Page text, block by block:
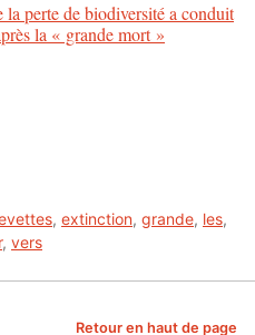
perte de biodiversité a conduit
la « grande mort »
, extinction, grande, les,
, vers
Retour en haut de page